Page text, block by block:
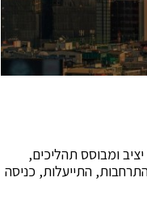
ומבוסס תהליכים,
“שלב הבא” כהתרחבות, התייעלות, כניסה